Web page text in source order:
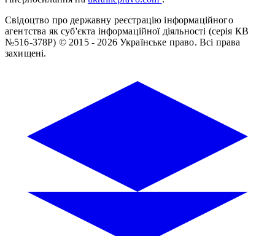
Свідоцтво про державну реєстрацію інформаційного
агентства як суб'єкта інформаційної діяльності (серія КВ
№516-378Р) © 2015 - 2026 Українське право. Всі права
захищені.